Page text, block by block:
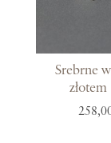
Srebrne